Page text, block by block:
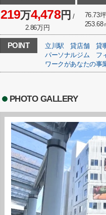
219万4,478円 /
2.86万円
76.73
253.68
POINT 立川駅 貸店舗 貸
パーソナルジム
フ
ワークがあなたの事
PHOTO GALLERY